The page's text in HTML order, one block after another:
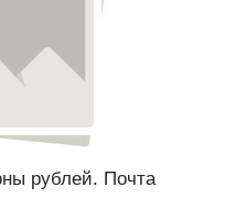
рублей. Почта